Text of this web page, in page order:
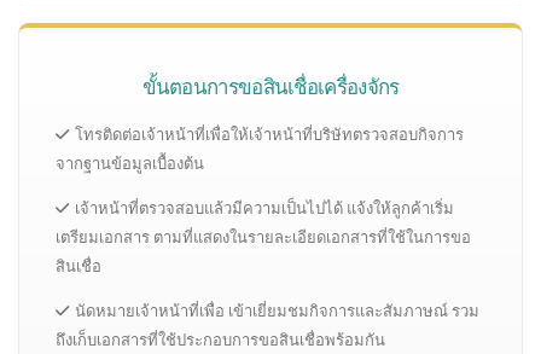
ขั้นตอนการขอสินเชื่อเครื่องจักร
โทรติดต่อเจ้าหน้าที่เพื่อให้เจ้าหน้าที่บริษัทตรวจสอบกิจการ
จากฐานข้อมูลเบื้องต้น
เจ้าหน้าที่ตรวจสอบแล้วมีความเป็นไปได้ แจ้งให้ลูกค้าเริ่ม
เตรียมเอกสาร ตามที่แสดงในรายละเอียดเอกสารที่ใช้ในการขอ
สินเชื่อ
นัดหมายเจ้าหน้าที่เพื่อ เข้าเยี่ยมชมกิจการและสัมภาษณ์ รวม
ถึงเก็บเอกสารที่ใช้ประกอบการขอสินเชื่อพร้อมกัน